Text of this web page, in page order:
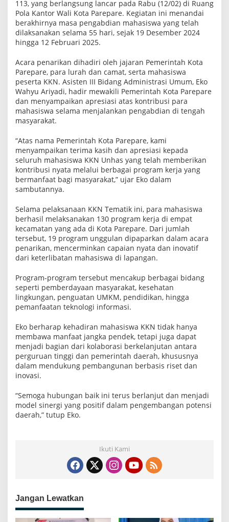
g
s
u
n
g
n
c
a
r
,
1
3
0
o
g
r
a
m
T
e
h
D
i
l
a
k
s
a
a
k
a
n
113, yang berlangsung lancar pada Rabu (12/02) di Ruang
Pola Kantor Wali Kota Parepare. Kegiatan ini menandai
berakhirnya masa pengabdian mahasiswa yang telah
dilaksanakan selama 55 hari, sejak 19 Desember 2024
hingga 12 Februari 2025.
Acara penarikan dihadiri oleh jajaran Pemerintah Kota
Parepare, para lurah dan camat, serta mahasiswa
peserta KKN. Asisten III Bidang Administrasi Umum, Eko
Wahyu Ariyadi, hadir mewakili Pemerintah Kota Parepare
dan menyampaikan apresiasi atas kontribusi para
mahasiswa selama menjalankan pengabdian di tengah
masyarakat.
“Atas nama Pemerintah Kota Parepare, kami
menyampaikan terima kasih dan apresiasi kepada
seluruh mahasiswa KKN Unhas yang telah memberikan
kontribusi nyata melalui berbagai program kerja yang
bermanfaat bagi masyarakat,” ujar Eko dalam
sambutannya.
Selama pelaksanaan KKN Tematik ini, para mahasiswa
berhasil melaksanakan 130 program kerja di empat
kecamatan yang ada di Kota Parepare. Dari jumlah
tersebut, 19 program unggulan dipaparkan dalam acara
penarikan, mencerminkan capaian nyata dan inovatif
dari keterlibatan mahasiswa di lapangan.
Program-program tersebut mencakup berbagai bidang
seperti pemberdayaan masyarakat, kesehatan
lingkungan, penguatan UMKM, pendidikan, hingga
pemanfaatan teknologi informasi.
Eko berharap kehadiran mahasiswa KKN tidak hanya
membawa manfaat jangka pendek, tetapi juga dapat
menjadi bagian dari kolaborasi berkelanjutan antara
perguruan tinggi dan pemerintah daerah, khususnya
dalam mendukung pembangunan berbasis riset dan
inovasi.
“Semoga hubungan baik ini terus berlanjut dan menjadi
model sinergi yang positif dalam pengembangan potensi
daerah,” tutup Eko.
Ikuti Kami
Jangan Lewatkan